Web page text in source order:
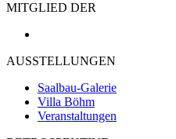
MITGLIED DER
AUSSTELLUNGEN
Saalbau-Galerie
Villa Böhm
Veranstaltungen